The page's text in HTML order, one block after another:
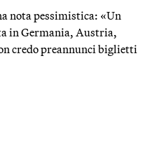
nota pessimistica: «Un
in Germania, Austria,
credo preannunci biglietti